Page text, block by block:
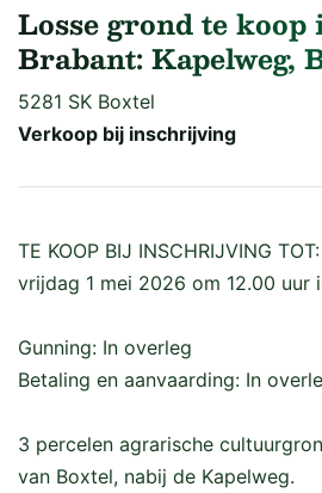
Losse grond te
Brabant: Kapelweg,
5281 SK Boxtel
Verkoop bij inschrijving
TE KOOP BIJ INSCHRIJVING TOT:
vrijdag 1 mei 2026 om 12.00 uur
Gunning: In overleg
Betaling en aanvaarding: In
3 percelen agrarische
van Boxtel, nabij de Kapelweg.